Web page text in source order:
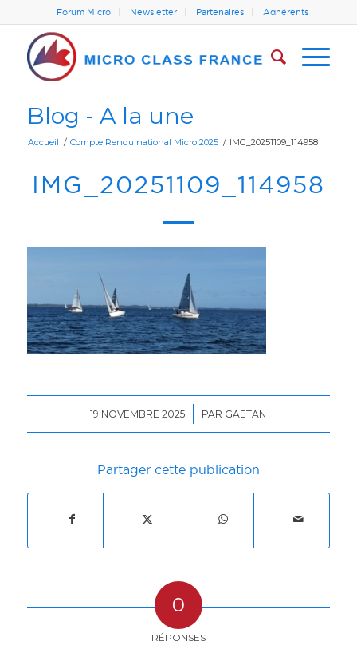
Forum Micro Newsletter Partenaires Adhérents
Blog - A la une
Accueil / Compte Rendu national Micro 2025 / IMG_20251109_114958
IMG_20251109_114958
19 NOVEMBRE 2025
/ PAR GAETAN
Partager cette publication
0
RÉPONSES